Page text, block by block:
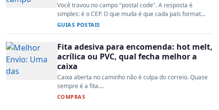
Você travou no campo "postal code". A resposta é
simples: é o CEP. O que muda é que cada país format...
GUIAS POSTAIS
Fita adesiva para encomenda: hot melt,
acrílica ou PVC, qual fecha melhor a
caixa
Caixa aberta no caminho não é culpa do correio. Quase
sempre é a fita....
COMPRAS